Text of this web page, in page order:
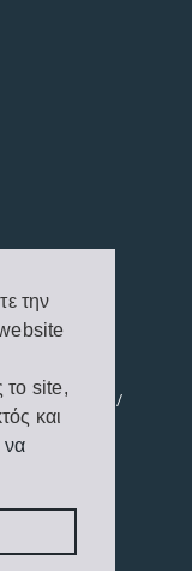
την
το site,
και
reserved. /